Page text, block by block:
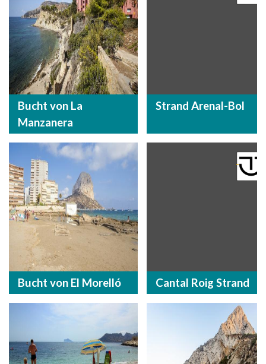
Bucht von La
Manzanera
Strand Arenal-Bol
Bucht von El Morelló Cantal Roig Strand